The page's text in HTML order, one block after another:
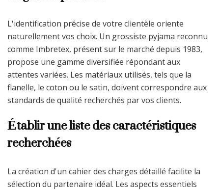
L'identification précise de votre clientèle oriente
naturellement vos choix. Un grossiste pyjama reconnu
comme Imbretex, présent sur le marché depuis 1983,
propose une gamme diversifiée répondant aux
attentes variées. Les matériaux utilisés, tels que la
flanelle, le coton ou le satin, doivent correspondre aux
standards de qualité recherchés par vos clients.
Établir une liste des caractéristiques
recherchées
La création d'un cahier des charges détaillé facilite la
sélection du partenaire idéal. Les aspects essentiels